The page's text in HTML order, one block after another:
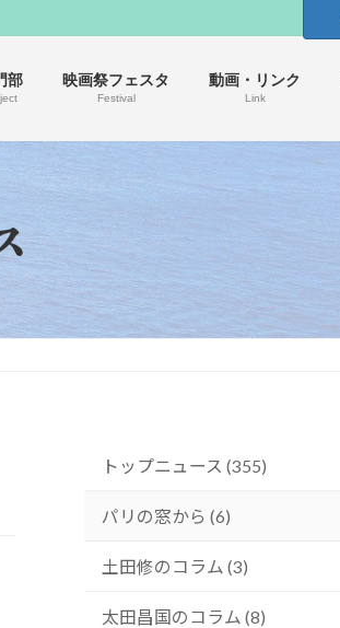
部 映画祭フェスタ
Festival
動画・リンク
Link
トップニュース (355)
パリの窓から (6)
土田修のコラム (3)
太田昌国のコラム (8)